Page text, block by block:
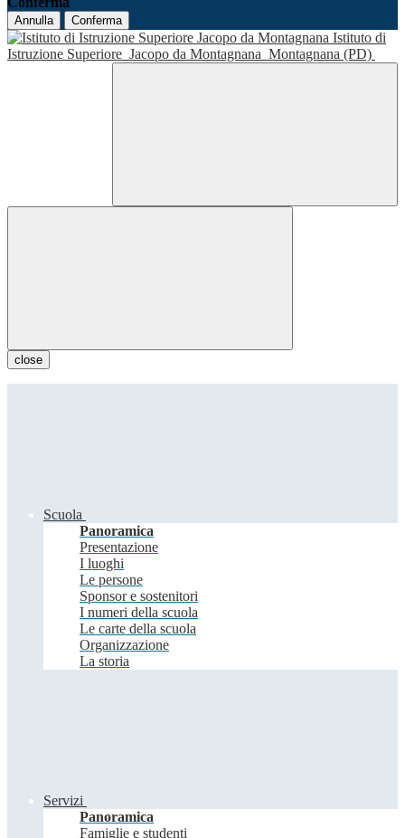
Annulla Conferma
Istituto di
Istruzione Superiore Jacopo da Montagnana Montagnana (PD)
close
Scuola
Panoramica
Presentazione
I luoghi
Le persone
Sponsor e sostenitori
I numeri della scuola
Le carte della scuola
Organizzazione
La storia
Servizi
Panoramica
Famiglie e studenti